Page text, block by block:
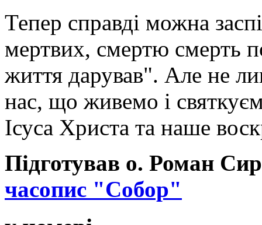
Тепер справді можна
мертвих, смертю смерть
життя дарував". Але не
нас, що живемо і
Ісуса Христа та наше
Підготував о. Роман
часопис "Собор"